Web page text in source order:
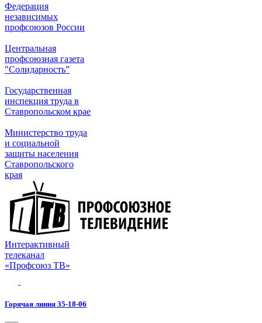
Федерация
независимых
профсоюзов России
Центральная
профсоюзная газета
"Солидарность”
Государственная
инспекция труда в
Ставропольском крае
Министерство труда
и социальной
защиты населения
Ставропольского
края
Интерактивный
телеканал
«Профсоюз ТВ»
Горячая линия 35-18-06